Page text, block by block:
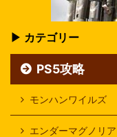
▶ カテゴリー
PS5攻略
モンハンワイルズ
エンダーマグノリア